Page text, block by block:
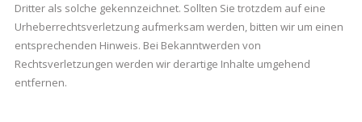
Dritter als solche gekennzeichnet. Sollten Sie trotzdem auf eine
Urheberrechtsverletzung aufmerksam werden, bitten wir um einen
entsprechenden Hinweis. Bei Bekanntwerden von
Rechtsverletzungen werden wir derartige Inhalte umgehend
entfernen.